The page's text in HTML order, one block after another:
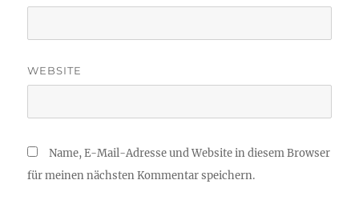
WEBSITE
Name, E-Mail-Adresse und Website in diesem Browser
für meinen nächsten Kommentar speichern.